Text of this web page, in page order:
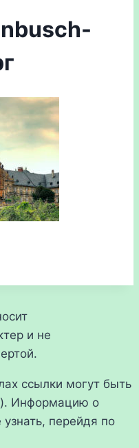
и не
ссылки могут быть
Информацию о
перейдя по